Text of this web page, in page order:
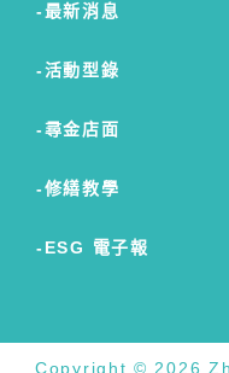
最新消息
活動型錄
尋金店面
修繕教學
ESG 電子報
Copyright © 2026